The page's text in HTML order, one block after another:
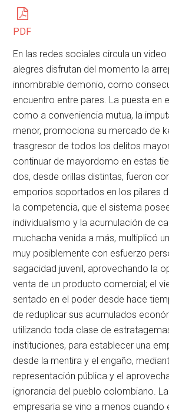
PDF
En las redes sociales circula un
alegres disfrutan del momento la
innombrable demonio, como
encuentro entre pares. La puesta en
como a conveniencia mutua, la
menor, promociona su mercado de
trasgresor de todos los delitos
continuar de mayordomo en estas
dos, desde orillas distintas, fueron
emporios soportados en los pilares
la competencia, que el sistema
individualismo y la acumulación de
muchacha venida a más, multiplicó
muy posiblemente con esfuerzo
sagacidad juvenil, aprovechando la
venta de un producto comercial; el
sentado en el poder desde hace
de reduplicar sus acumulados
utilizando toda clase de
instituciones, para establecer una
desde la mentira y el engaño,
representación pública y el
ignorancia del pueblo colombiano.
empresaria se vino a menos cuando